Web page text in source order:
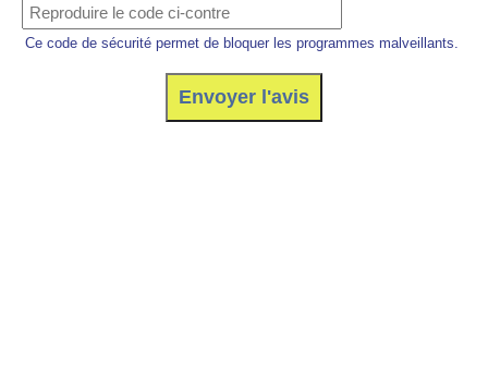
Ce code de sécurité permet de bloquer les programmes malveillants.